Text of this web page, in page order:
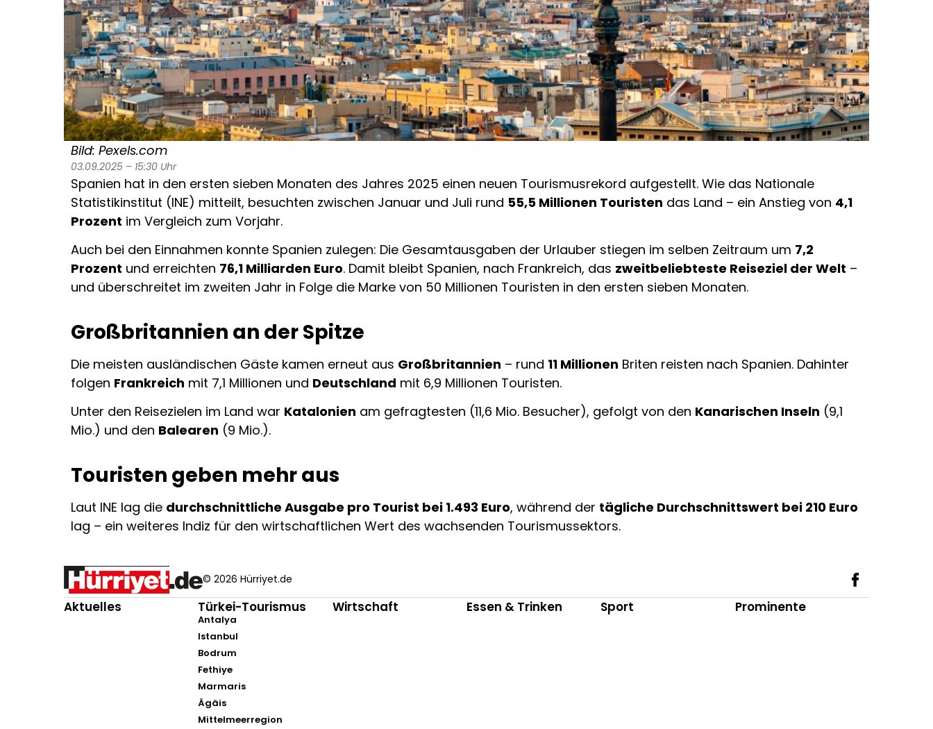
Bild: Pexels.com
03.09.2025 – 15:30 Uhr
Spanien hat in den ersten sieben Monaten des Jahres 2025 einen neuen Tourismusrekord aufgestellt. Wie das Nationale
Statistikinstitut (INE) mitteilt, besuchten zwischen Januar und Juli rund 55,5 Millionen Touristen das Land – ein Anstieg von 4,1
Prozent im Vergleich zum Vorjahr.
Auch bei den Einnahmen konnte Spanien zulegen: Die Gesamtausgaben der Urlauber stiegen im selben Zeitraum um 7,2
Prozent und erreichten 76,1 Milliarden Euro. Damit bleibt Spanien, nach Frankreich, das zweitbeliebteste Reiseziel der Welt –
und überschreitet im zweiten Jahr in Folge die Marke von 50 Millionen Touristen in den ersten sieben Monaten.
Großbritannien an der Spitze
Die meisten ausländischen Gäste kamen erneut aus Großbritannien – rund 11 Millionen Briten reisten nach Spanien. Dahinter
folgen Frankreich mit 7,1 Millionen und Deutschland mit 6,9 Millionen Touristen.
Unter den Reisezielen im Land war Katalonien am gefragtesten (11,6 Mio. Besucher), gefolgt von den Kanarischen Inseln (9,1
Mio.) und den Balearen (9 Mio.).
Touristen geben mehr aus
Laut INE lag die durchschnittliche Ausgabe pro Tourist bei 1.493 Euro, während der tägliche Durchschnittswert bei 210 Euro
lag – ein weiteres Indiz für den wirtschaftlichen Wert des wachsenden Tourismussektors.
© 2026 Hürriyet.de
Aktuelles Türkei-Tourismus
Antalya
Istanbul
Bodrum
Fethiye
Marmaris
Ägäis
Mittelmeerregion
Wirtschaft Essen & Trinken Sport Prominente